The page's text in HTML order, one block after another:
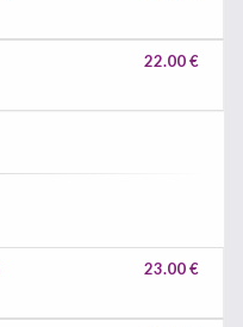
22.00 €
23.00 €